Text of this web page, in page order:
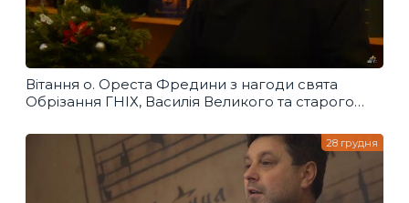
Вітання о. Ореста Фредини з нагоди свята
Обрізання ГНІХ, Василія Великого та старого
28 грудня